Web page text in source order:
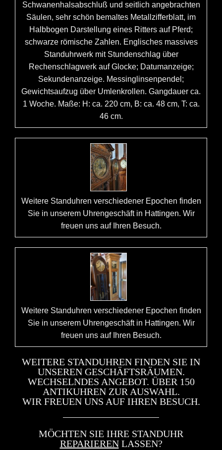
Schwanenhalsabschluß und seitlich angebrachten
Säulen, sehr schön bemaltes Metallzifferblatt, im
Halbbogen Darstellung eines Ritters auf Pferd;
schwarze römische Zahlen. Englisches massives
Standuhrwerk mit Stundenschlag über
Rechenschlagwerk auf Glocke; Datumanzeige;
Sekundenanzeige. Messinglinsenpendel;
Gewichtsaufzug über Umlenkrollen. Gangdauer ca.
1 Woche. Maße: H: ca. 220 cm, B: ca. 48 cm, T: ca.
46 cm.
Weitere Standuhren verschiedener Epochen finden
Sie in unserem Uhrengeschäft in Hattingen. Wir
freuen uns auf Ihren Besuch.
Weitere Standuhren verschiedener Epochen finden
Sie in unserem Uhrengeschäft in Hattingen. Wir
freuen uns auf Ihren Besuch.
WEITERE STANDUHREN FINDEN SIE IN
UNSEREN GESCHÄFTSRÄUMEN.
WECHSELNDES ANGEBOT. ÜBER 150
ANTIKUHREN ZUR AUSWAHL.
WIR FREUEN UNS AUF IHREN BESUCH.
MÖCHTEN SIE IHRE STANDUHR
REPARIERENLASSEN?